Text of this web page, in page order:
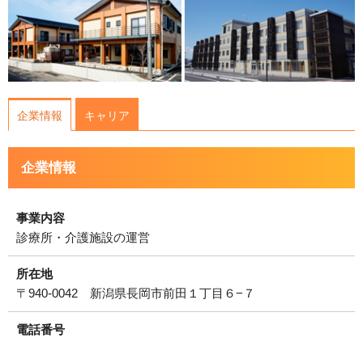
企業情報 キャリア
企業情報
事業内容
診療所・介護施設の運営
所在地
〒940-0042 新潟県⻑岡市前⽥１丁⽬６−７
電話番号